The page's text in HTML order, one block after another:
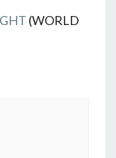
(WORLD